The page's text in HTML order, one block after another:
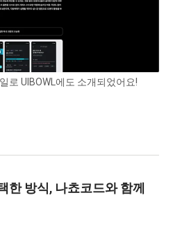
로 UIBOWL에도 소개되었어요!
한 방식, 나쵸코드와 함께